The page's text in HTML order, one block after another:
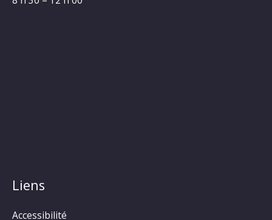
Liens
Accessibilité